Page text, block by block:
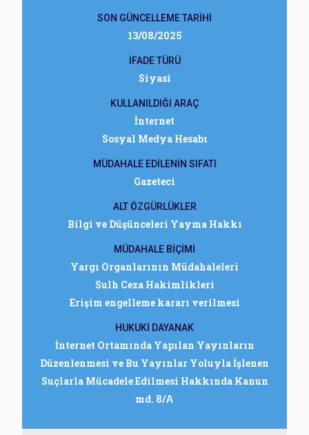
SON GÜNCELLEME TARİHİ
13/08/2025
İFADE TÜRÜ
Siyasi
KULLANILDIĞI ARAÇ
İnternet
Sosyal Medya Hesabı
MÜDAHALE EDİLENİN SIFATI
Gazeteci
ALT ÖZGÜRLÜKLER
Bilgi ve Düşünceleri Yayma Hakkı
MÜDAHALE BİÇİMİ
Yargı Organlarının Müdahaleleri
Sulh Ceza Hakimlikleri
Erişim engelleme kararı verilmesi
HUKUKİ DAYANAK
İnternet Ortamında Yapılan Yayınların
Düzenlenmesi ve Bu Yayınlar Yoluyla İşlenen
Suçlarla Mücadele Edilmesi Hakkında Kanun
md. 8/A